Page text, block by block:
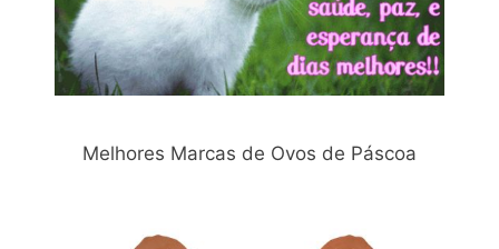
Melhores Marcas de Ovos de Páscoa